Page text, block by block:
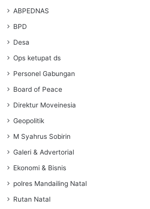
ABPEDNAS
BPD
Desa
Ops ketupat ds
Personel Gabungan
Board of Peace
Direktur Moveinesia
Geopolitik
M Syahrus Sobirin
Galeri & Advertorial
Ekonomi & Bisnis
polres Mandailing Natal
Rutan Natal